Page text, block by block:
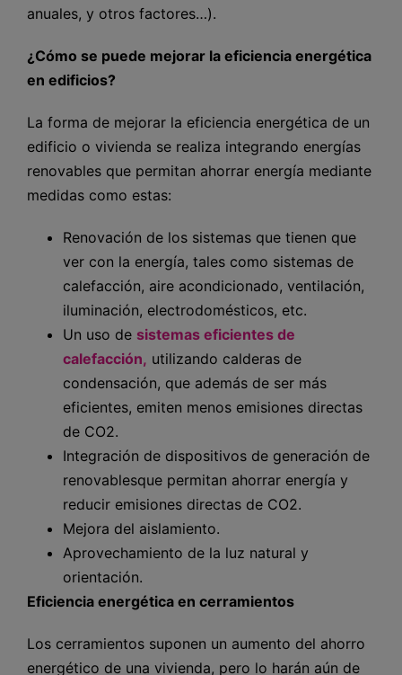
anuales, y otros factores…).
¿Cómo se puede mejorar la eficiencia energética
en edificios?
La forma de mejorar la eficiencia energética de un
edificio o vivienda se realiza integrando energías
renovables que permitan ahorrar energía mediante
medidas como estas:
Renovación de los sistemas que tienen que
ver con la energía, tales como sistemas de
calefacción, aire acondicionado, ventilación,
iluminación, electrodomésticos, etc.
Un uso de sistemas eficientes de
calefacción, utilizando calderas de
condensación, que además de ser más
eficientes, emiten menos emisiones directas
de CO2.
Integración de dispositivos de generación de
renovablesque permitan ahorrar energía y
reducir emisiones directas de CO2.
Mejora del aislamiento.
Aprovechamiento de la luz natural y
orientación.
Eficiencia energética en cerramientos
Los cerramientos suponen un aumento del ahorro
energético de una vivienda, pero lo harán aún de